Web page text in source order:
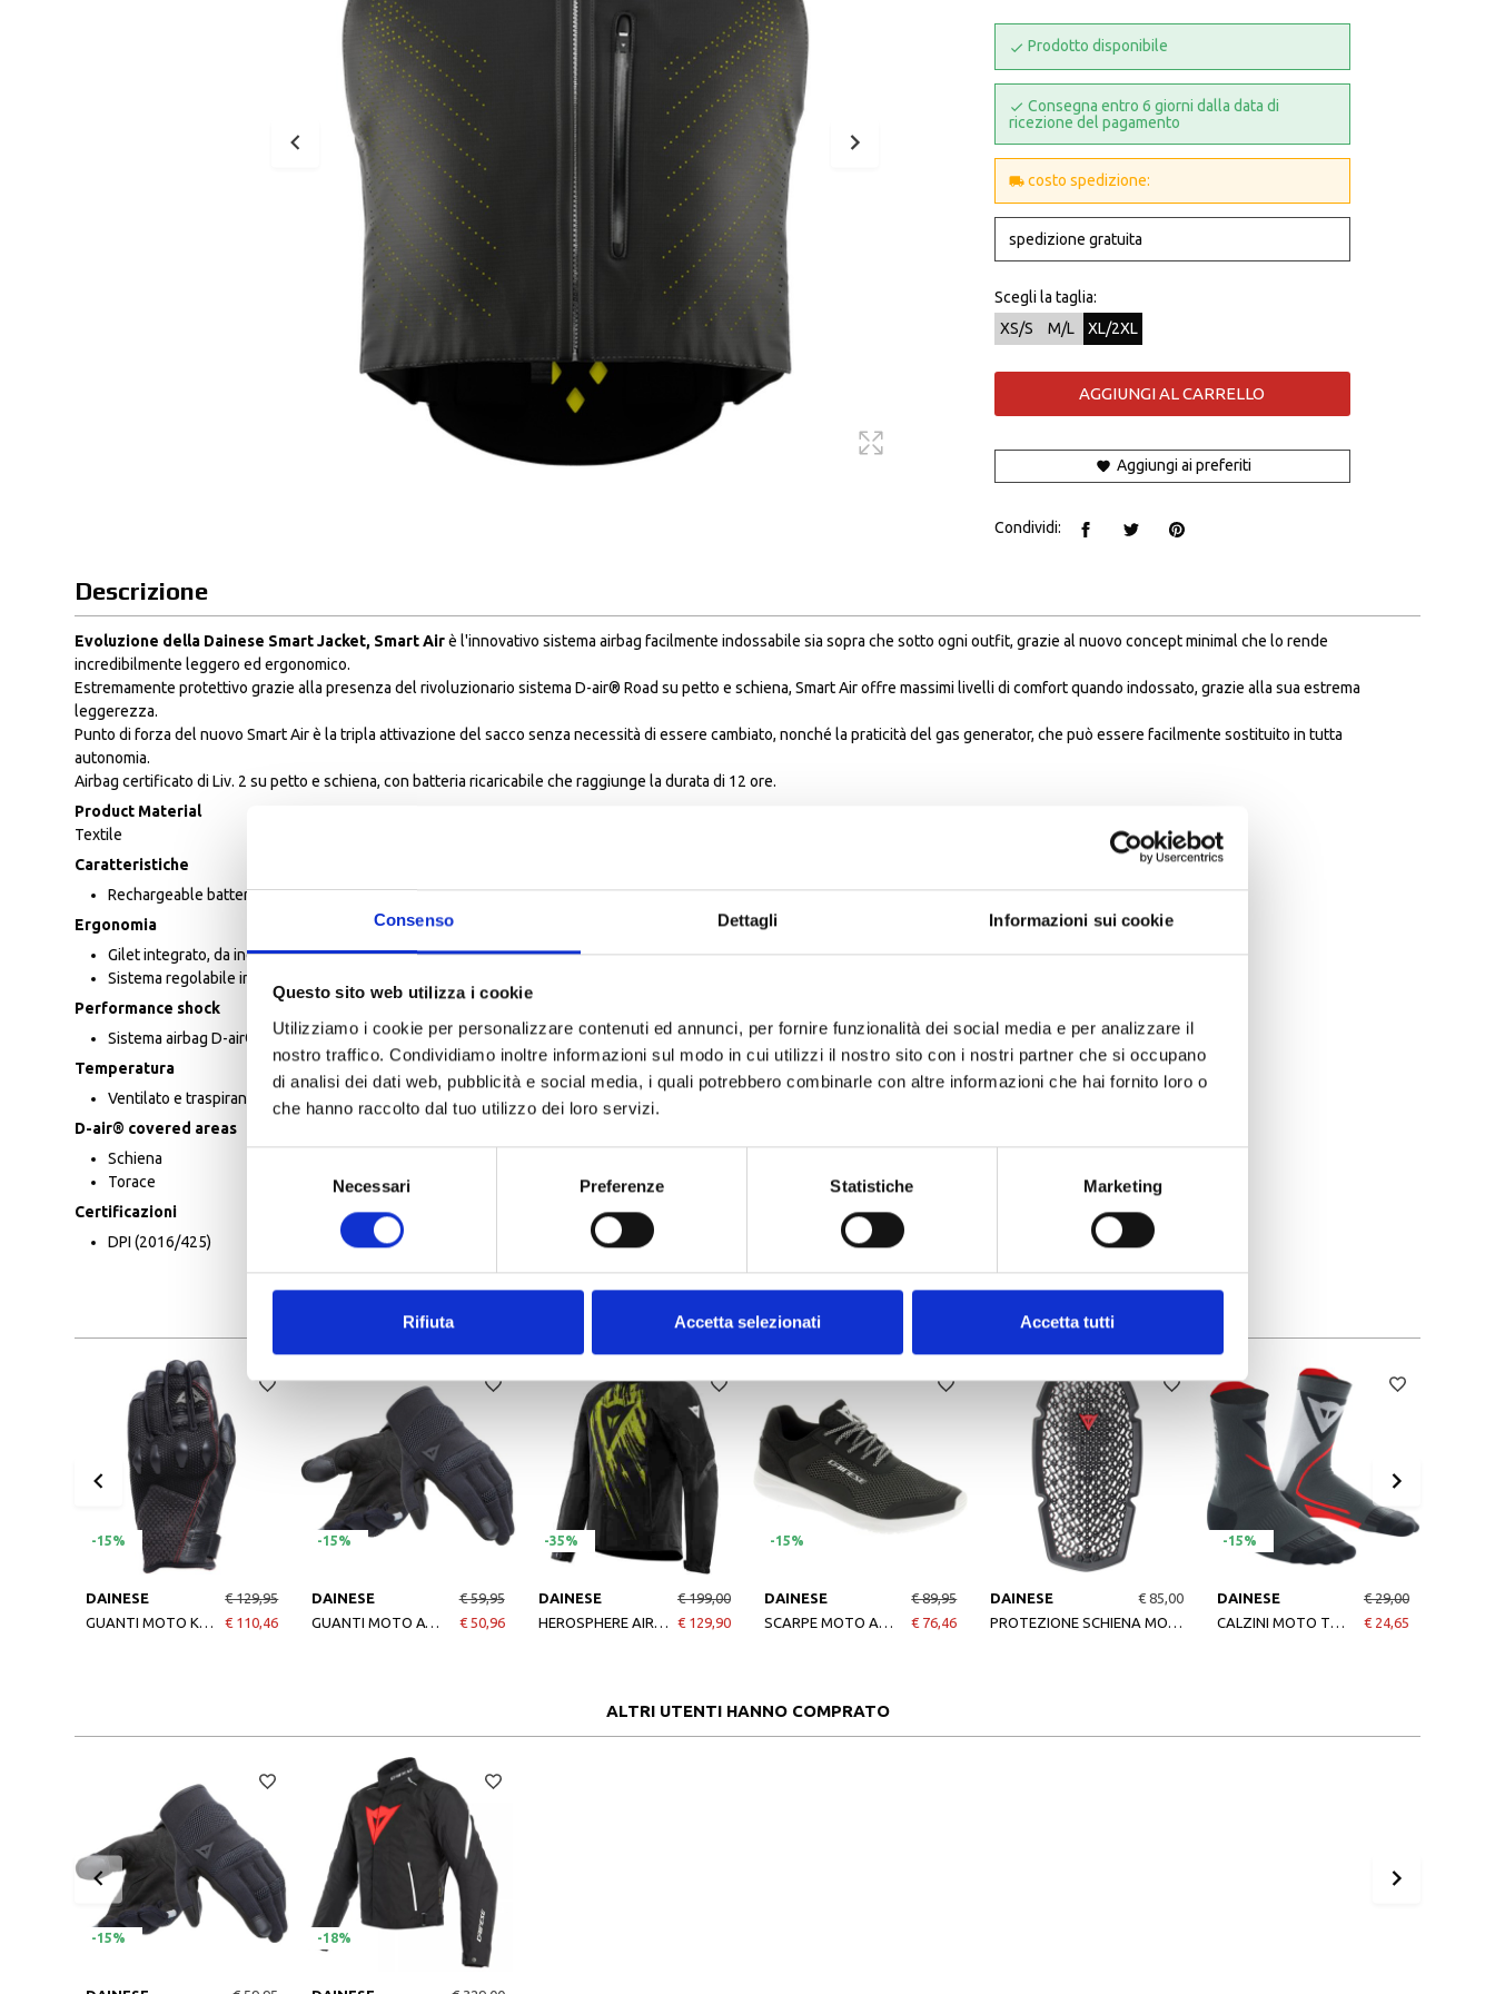
Consenso Dettagli Informazioni sui cookie
Questo sito web utilizza i cookie
Utilizziamo i cookie per personalizzare contenuti ed annunci, per fornire funzionalità dei social media e per analizzare il
nostro traffico. Condividiamo inoltre informazioni sul modo in cui utilizzi il nostro sito con i nostri partner che si occupano
di analisi dei dati web, pubblicità e social media, i quali potrebbero combinarle con altre informazioni che hai fornito loro o
che hanno raccolto dal tuo utilizzo dei loro servizi.
Necessari Preferenze Statistiche Marketing
Rifiuta Accetta selezionati Accetta tutti
Scarpe
Stivali Racing
Stivali Touring
Sottocasco
Sottoguanti
Prodotto disponibile
Consegna entro 6 giorni dalla data di
ricezione del pagamento
costo spedizione:
spedizione gratuita
Scegli la taglia:
XS/S
M/L XL/2XL
AGGIUNGI AL CARRELLO
Aggiungi ai preferiti
Condividi:
Descrizione
Evoluzione della Dainese Smart Jacket, Smart Airè l'innovativo sistema airbag facilmente indossabile sia sopra che sotto ogni outfit, grazie al nuovo concept minimal che lo rende
incredibilmente leggero ed ergonomico.
Estremamente protettivo grazie alla presenza del rivoluzionario sistema D-air® Road su petto e schiena, Smart Air offre massimi livelli di comfort quando indossato, grazie alla sua estrema
leggerezza.
Punto di forza del nuovo Smart Air è la tripla attivazione del sacco senza necessità di essere cambiato, nonché la praticità del gas generator, che può essere facilmente sostituito in tutta
autonomia.
Airbag certificato di Liv. 2 su petto e schiena, con batteria ricaricabile che raggiunge la durata di 12 ore.
Product Material
Textile
Caratteristiche
Rechargeable battery up to 12 hours
Ergonomia
Gilet integrato, da indossare sopra o sotto un capo da moto
Sistema regolabile in vita
Performance shock
Sistema airbag D-air®
Temperatura
Ventilato e traspirante
D-air® covered areas
Schiena
Torace
Certificazioni
DPI (2016/425)
ALTRI PRODOTTI DAINESE
-15%
DAINESE
€ 129,95
€ 110,46
-15%
DAINESE
€ 59,95
€ 50,96
-35%
DAINESE
€ 199,00
€ 129,90
-15%
DAINESE
€ 89,95
€ 76,46
DAINESE
€ 85,00
-15%
DAINESE
€ 29,00
€ 24,65
ALTRI UTENTI HANNO COMPRATO
-15% -18%